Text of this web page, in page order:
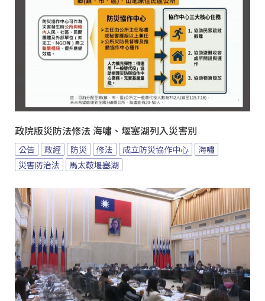
政院版災防法修法 海嘯、堰塞湖列入災害別
公告 政經 防災 修法 成立防災協作中心
海嘯
災害防治法
馬太鞍堰塞湖